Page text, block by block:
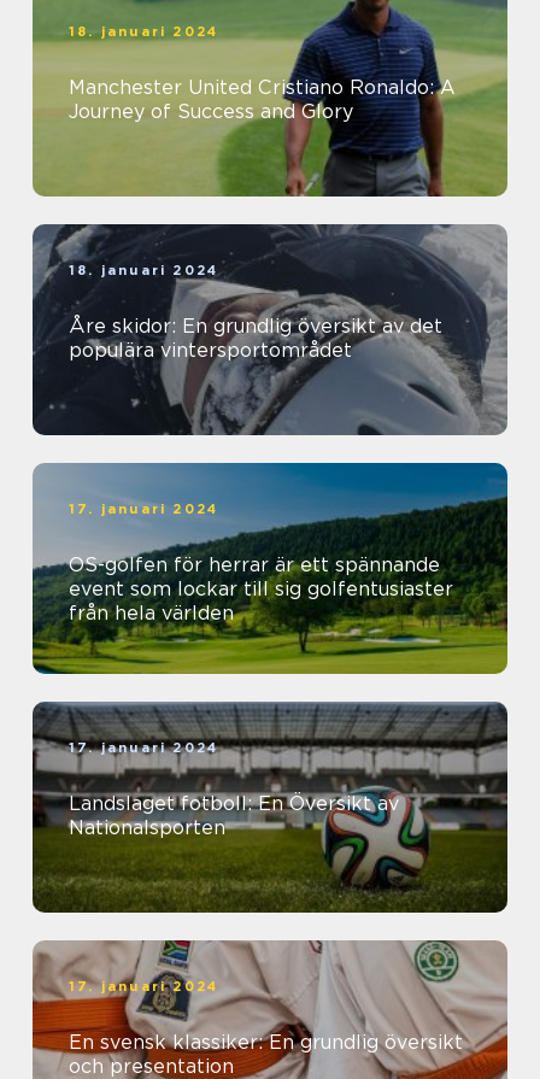
18. januari 2024
Manchester United Cristiano Ronaldo: A
Journey of Success and Glory
18. januari 2024
Åre skidor: En grundlig översikt av det
populära vintersportområdet
17. januari 2024
OS-golfen för herrar är ett spännande
event som lockar till sig golfentusiaster
från hela världen
17. januari 2024
Landslaget fotboll: En Översikt av
Nationalsporten
17. januari 2024
En svensk klassiker: En grundlig översikt
och presentation